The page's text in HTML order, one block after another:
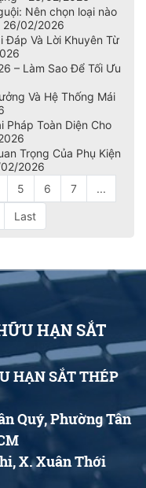
Nên chọn loại nào
26/02/2026
Đáp Và Lời Khuyên Từ
– Làm Sao Để Tối Ưu
Và Hệ Thống Mái
Pháp Toàn Diện Cho
Trọng Của Phụ Kiện
2026
5 6 7 ...
Last
HẠN SẮT
HẠN SẮT THÉP
Quý, Phường Tân
X. Xuân Thới